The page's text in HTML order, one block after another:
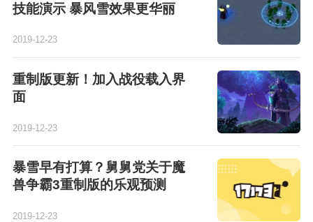
技能演示 暴风雪效果更华丽
2019-12-23
重制版更新！加入战役载入界
面
2019-12-23
暴雪早有打算？舅舅党关于魔
兽争霸3重制版的乐观预测
2019-12-23